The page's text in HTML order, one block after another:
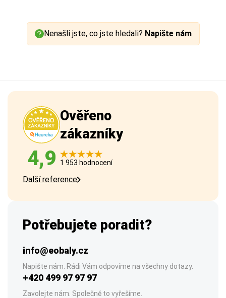
Nenašli jste, co jste hledali? Napište nám
Ověřeno
zákazníky
4,9 1 953 hodnocení
Další reference
Potřebujete poradit?
info@eobaly.cz
Napište nám. Rádi Vám odpovíme na všechny dotazy.
+420 499 97 97 97
Zavolejte nám. Společně to vyřešíme.